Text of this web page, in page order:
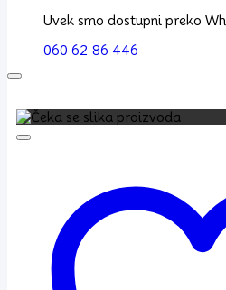
Uvek smo dostupni preko
060 62 86 446